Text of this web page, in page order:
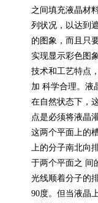
之间填充液晶材
列状况，以达到
的图象，而且只
实现显示彩色图象
技术和工艺特点
加 科学合理。液
在自然状态下，
点是必须将液晶
这两个平面上的
上的分子南北向
于两个平面之 间
光线顺着分子的
90度。但当液晶